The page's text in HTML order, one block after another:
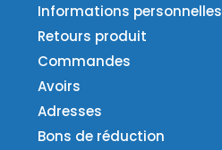
Informations personnelles
Retours produit
Commandes
Avoirs
Adresses
Bons de réduction